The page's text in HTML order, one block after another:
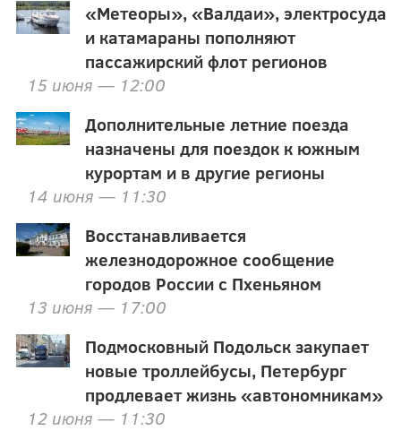
«Метеоры», «Валдаи», электросуда
и катамараны пополняют
пассажирский флот регионов
15 июня — 12:00
Дополнительные летние поезда
назначены для поездок к южным
курортам и в другие регионы
14 июня — 11:30
Восстанавливается
железнодорожное сообщение
городов России с Пхеньяном
13 июня — 17:00
Подмосковный Подольск закупает
новые троллейбусы, Петербург
продлевает жизнь «автономникам»
12 июня — 11:30